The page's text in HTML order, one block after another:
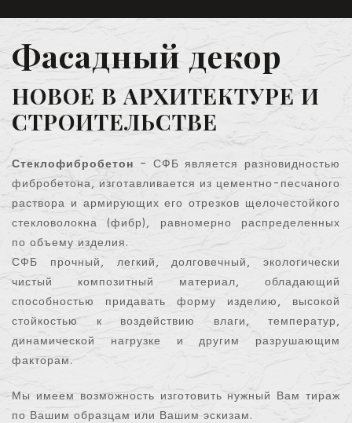
Фасадный декор
НОВОЕ В АРХИТЕКТУРЕ И
СТРОИТЕЛЬСТВЕ
Стеклофибробетон – СФБ является разновидностью
фибробетона, изготавливается из цементно-песчаного
раствора и армирующих его отрезков щелочестойкого
стекловолокна (фибр), равномерно распределенных
по объему изделия.
СФБ прочный, легкий, долговечный, экологически
чистый композитный материал, обладающий
способностью придавать форму изделию, высокой
стойкостью к воздействию влаги, температур,
динамической нагрузке и другим разрушающим
факторам.
Мы имеем возможность изготовить нужный Вам тираж
по Вашим образцам или Вашим эскизам.